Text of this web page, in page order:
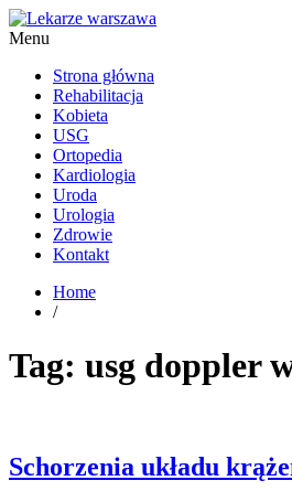
Menu
Strona główna
Rehabilitacja
Kobieta
USG
Ortopedia
Kardiologia
Uroda
Urologia
Zdrowie
Kontakt
Home
/
Tag: usg doppler
Schorzenia układu